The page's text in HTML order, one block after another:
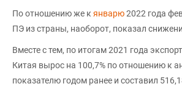
По отношению же к январю2022 года
ПЭ из страны, наоборот, показал
Вместе с тем, по итогам 2021 года
Китая вырос на 100,7% по отношению к
показателю годом ранее и составил